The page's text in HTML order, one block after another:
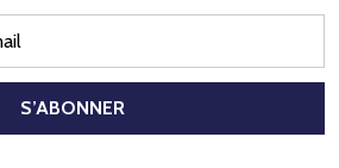
S’ABONNER